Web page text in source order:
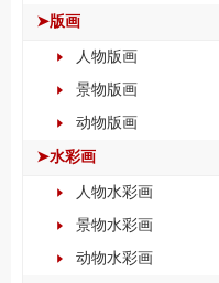
➤版画
人物版画
景物版画
动物版画
➤水彩画
人物水彩画
景物水彩画
动物水彩画